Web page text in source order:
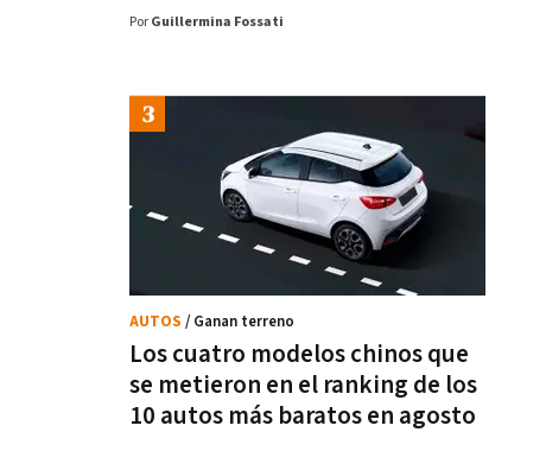
Por Guillermina Fossati
Los cuatro modelos chinos que
se metieron en el ranking de los
10 autos más baratos en agosto
AUTOS / Ganan terreno